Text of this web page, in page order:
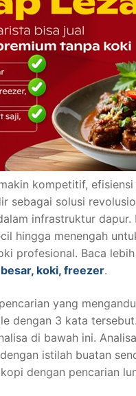
kompetitif,
sebagai solusi
infrastruktur dapur.
hingga menengah
profesional. Baca
koki, freezer.
yang
dengan 3 kata
di bawah ini.
istilah buatan
dengan pencarian